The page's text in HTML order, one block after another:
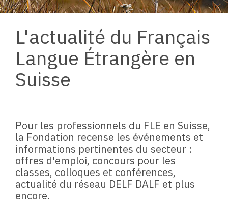
L'actualité du Français
Langue Étrangère en
Suisse
Pour les professionnels du FLE en Suisse,
la Fondation recense les événements et
informations pertinentes du secteur :
offres d'emploi, concours pour les
classes, colloques et conférences,
actualité du réseau DELF DALF et plus
encore.